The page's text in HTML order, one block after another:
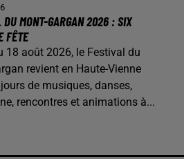
DU MONT-GARGAN 2026 : SIX
FÊTE
18 août 2026, le Festival du
revient en Haute-Vienne
de musiques, danses,
rencontres et animations à...